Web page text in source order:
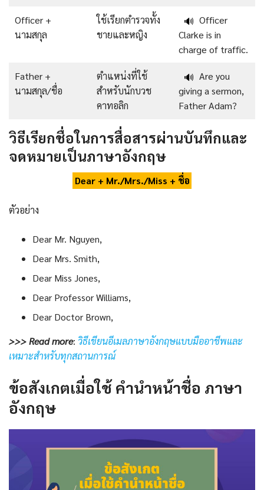
Officer +
นามสกุล
ใช้เรียกตำรวจทั้ง
ชายและหญิง
🔊 Officer
Clarke is in
charge of traffic.
Father +
นามสกุล/ชื่อ
ตำแหน่งที่ใช้
สำหรับนักบวช
คาทอลิก
🔊 Are you
giving a sermon,
Father Adam?
วิธีเรียกชื่อในการสื่อสารผ่านบันทึกและ
จดหมายเป็นภาษาอังกฤษ
Dear + Mr./Mrs./Miss + ชื่อ
ตัวอย่าง
Dear Mr. Nguyen,
Dear Mrs. Smith,
Dear Miss Jones,
Dear Professor Williams,
Dear Doctor Brown,
>>> Read more: วิธีเขียนอีเมลภาษาอังกฤษแบบมืออาชีพและ
เหมาะสำหรับทุกสถานการณ์
ข้อสังเกตเมื่อใช้คํานําหน้าชื่อ ภาษา
อังกฤษ